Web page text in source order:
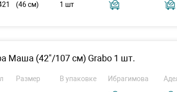
(46 см) 1 шт
Маша (42"/107 см) Grabo 1 шт.
Размер В упаковке Ибрагимова